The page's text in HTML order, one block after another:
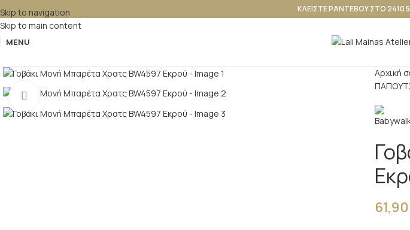
Skip to navigation
Skip to main content
ΚΛΕΙΣΤΕ ΡΑΝΤΕΒΟΥ ΣΤΟ 2410
MENU
Κλικ για μεγέθυνση
Αρχική
61,90